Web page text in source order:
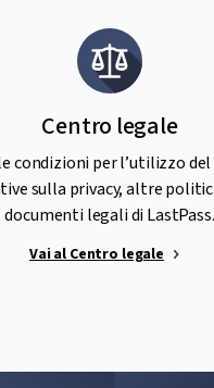
Centro legale
condizioni per l’utilizzo
sulla privacy, altre
documenti legali di LastPass.
Vai al Centro legale